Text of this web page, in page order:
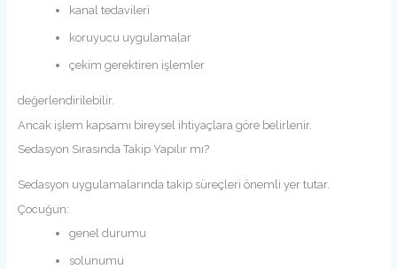
kanal tedavileri
koruyucu uygulamalar
çekim gerektiren işlemler
değerlendirilebilir.
Ancak işlem kapsamı bireysel ihtiyaçlara göre belirlenir.
Sedasyon Sırasında Takip Yapılır mı?
Sedasyon uygulamalarında takip süreçleri önemli yer tutar.
Çocuğun:
genel durumu
solunumu